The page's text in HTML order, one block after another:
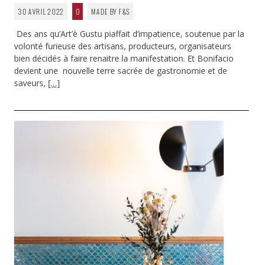
30 AVRIL 2022 0 MADE BY F&S
Des ans qu’Art’è Gustu piaffait d’impatience, soutenue par la
volonté furieuse des artisans, producteurs, organisateurs
bien décidés à faire renaitre la manifestation. Et Bonifacio
devient une nouvelle terre sacrée de gastronomie et de
saveurs, […]